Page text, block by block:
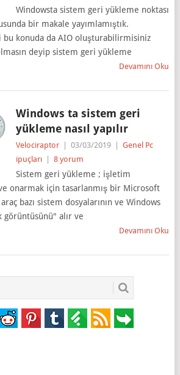
Windowsta sistem geri yükleme noktası
bir makale yayımlamıştık.
konuda da AIO oluşturabilirmisiniz
deyip sistem geri yükleme
Devamını Oku
Windows ta sistem geri
yükleme nasıl yapılır
Velociraptor 03/03/2019
Genel Pc
ipuçları
8 yorum
Sistem geri yükleme ; işletim
onarmak için tasarlanmış bir Microsoft
bazı sistem dosyalarının ve Windows
görüntüsünü" alır ve
Devamını Oku